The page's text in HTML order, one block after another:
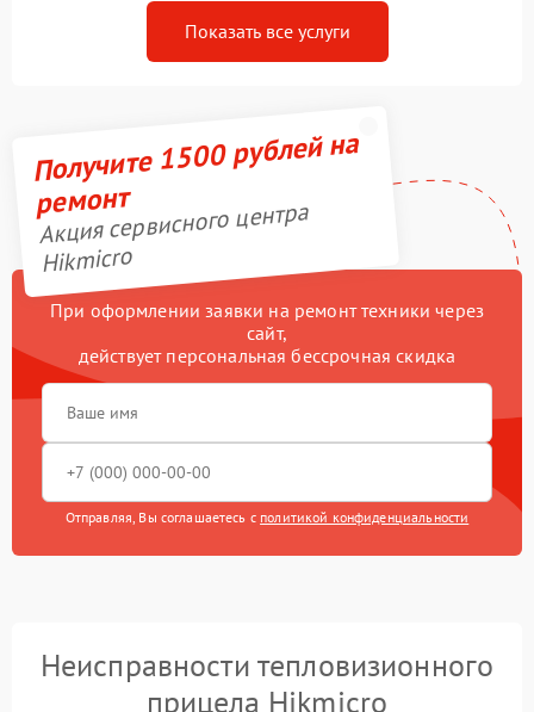
Показать все услуги
Получите 1500 рублей на
ремонт
Акция сервисного центра
Hikmicro
При оформлении заявки на ремонт техники через
сайт,
действует персональная бессрочная скидка
Отправляя, Вы соглашаетесь с политикой конфиденциальности
Неисправности тепловизионного
прицела Hikmicro